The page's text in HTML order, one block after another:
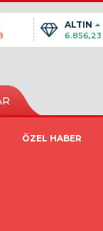
ALTIN
6.856,23
ÖZEL HABER